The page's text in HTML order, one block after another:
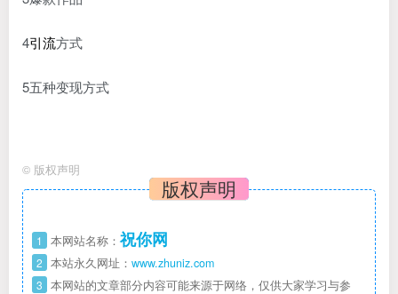
4引流方式
5五种变现方式
© 版权声明
版权声明
1 本网站名称： 祝你网
2 本站永久网址： www.zhuniz.com
3 本网站的文章部分内容可能来源于网络，仅供大家学习与参